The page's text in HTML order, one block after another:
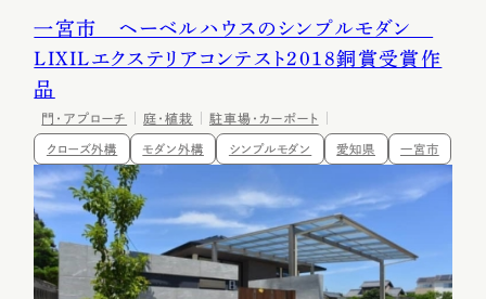
一宮市 ヘーベルハウスのシンプルモダン
LIXILエクステリアコンテスト2018銅賞受賞作
品
門・アプローチ 庭・植栽 駐車場・カーポート
クローズ外構 モダン外構 シンプルモダン 愛知県 一宮市